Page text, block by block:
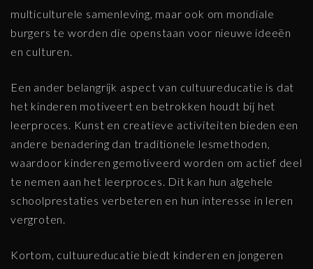
multiculturele samenleving, maar ook om mondiale
burgers te worden die openstaan voor nieuwe ideeën
en culturen.
Een ander belangrijk aspect van cultuureducatie is dat
het kinderen motiveert en betrokken houdt bij het
leerproces. Kunst en creatieve activiteiten bieden een
andere benadering dan traditionele lesmethoden,
waardoor kinderen gemotiveerd worden om actief deel
te nemen aan het leerproces. Dit kan hun algehele
schoolprestaties verbeteren en hun interesse in leren
vergroten.
Kortom, cultuureducatie biedt kinderen en jongeren